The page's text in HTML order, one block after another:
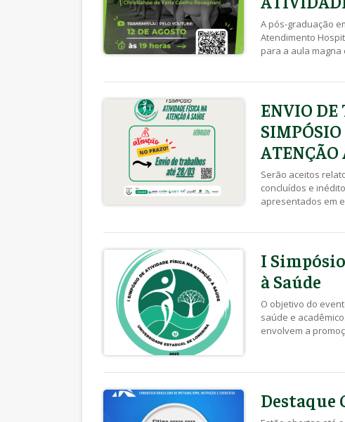
A pós-graduação
Atendimento
para a aula
ENVIO DE
ATENÇÃO
Serão aceitos
concluídos e
apresentados em
I
à Saúde
O objetivo do
saúde e
envolvem a
Destaque